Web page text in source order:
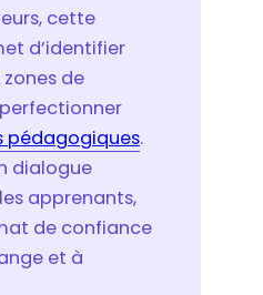
cette
d’identifier
de
pédagogiques.
dialogue
apprenants,
de confiance
et à